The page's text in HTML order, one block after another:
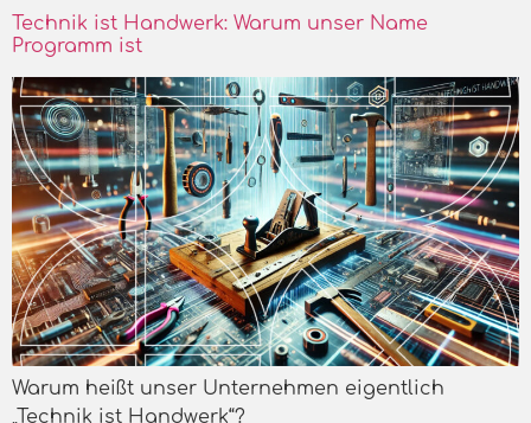
Technik ist Handwerk: Warum unser Name
Programm ist
Warum heißt unser Unternehmen eigentlich
„Technik ist Handwerk“?